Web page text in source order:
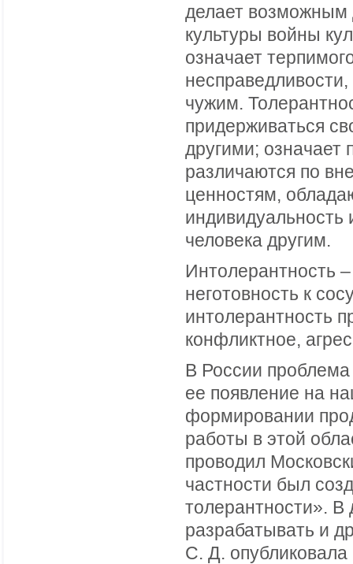
делает возможным
культуры войны
означает
чужим.
придерживаться
другими; означает
различаются по
ценностям,
индивидуальность
человека другим.
Интолерантность
неготовность к
интолерантность
конфликтное,
В России
ее появление на
формировании
работы в этой
проводил
частности был
толерантности».
разрабатывать и
С. Д. опубликовала